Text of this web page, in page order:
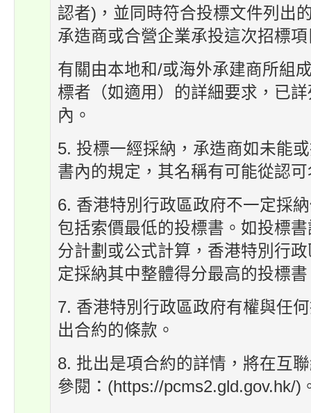
認者)，並同時符合投標文件列出
承造商或合營企業承投這次招標
有關由本地和/或海外承建商所組
標者（如適用）的詳細要求，已
內。
5. 投標一經採納，承造商如未能
書內的規定，其名稱有可能從認
6. 香港特別行政區政府不一定採
包括索價最低的投標書。如投標
分計劃或公式計算，香港特別行
定採納其中整體得分最高的投標書
7. 香港特別行政區政府有權與任
出合約的條款。
8. 批出是項合約的詳情，將在互
參閱：(https://pcms2.gld.gov.hk/)